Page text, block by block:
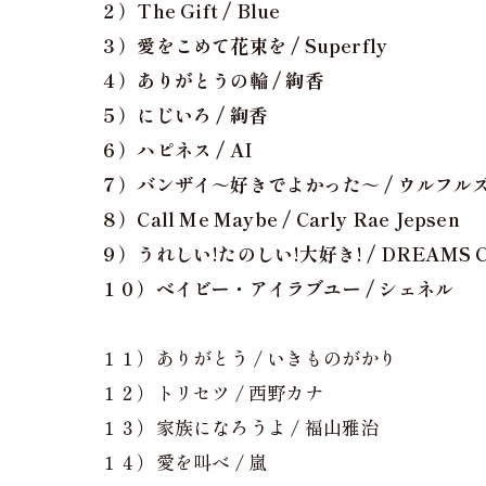
２）The Gift / Blue
３）愛をこめて花束を / Superfly
４）ありがとうの輪 / 絢香
５）にじいろ / 絢香
６）ハピネス / AI
７）バンザイ～好きでよかった～ / ウルフル
８）Call Me Maybe / Carly Rae Jepsen
９）うれしい!たのしい!大好き! / DREAMS
１０）ベイビー・アイラブユー / シェネル
１１）ありがとう / いきものがかり
１２）トリセツ / 西野カナ
１３）家族になろうよ / 福山雅治
１４）愛を叫べ / 嵐